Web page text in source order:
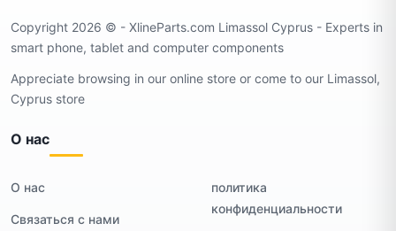
Copyright 2026 ©️ - XlineParts.com Limassol Cyprus - Experts in
smart phone, tablet and computer components
Appreciate browsing in our online store or come to our Limassol,
Cyprus store
О нас
О нас
Связаться с нами
политика
конфиденциальности